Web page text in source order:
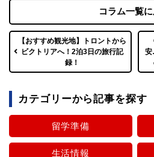
【おすすめ観光地】トロントから
ビクトリアへ！2泊3日の旅行記
録！
コラム一覧
安
カテゴリーから記事を探す
留学準備
生活情報